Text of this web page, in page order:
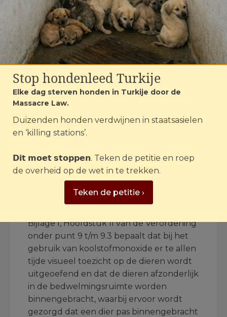
vermijdbaar lijden
berokkent; […] de
staarten van dieren
om te draaien, te
verbrijzelen of te
breken.”
Valkenswaard en Rosmalen is dus niet
alleen wreed, maar ook illegaal.
Illegale dodingsmethode
Bijlage I, Hoofdstuk II van de Verordening
onder punt 9 t/m 9.3 bepaalt dat bij het
gebruik van koolstofmonoxide er te allen
tijde visueel toezicht op de dieren wordt
uitgeoefend en dat de dieren afzonderlijk
in de bedwelmingsruimte worden
binnengebracht, waarbij ervoor wordt
gezorgd dat een dier pas binnengebracht
Stop hondenleed Turkije
Elke dag sterven honden in Turkije door de
Massacre Law.
Duizenden honden verdwijnen in staatsasielen
en ‘killing stations’.
𝗗𝗶𝘁 𝗺𝗼𝗲𝘁 𝘀𝘁𝗼𝗽𝗽𝗲𝗻. Teken de petitie en roep
de overheid op de wet in te trekken.
Teken de petitie ›